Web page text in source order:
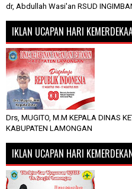
dr, Abdullah Wasi'an RSUD
IKLAN UCAPAN HARI
Drs, MUGITO, M.M KEPALA DINAS
KABUPATEN LAMONGAN
IKLAN UCAPAN HARI